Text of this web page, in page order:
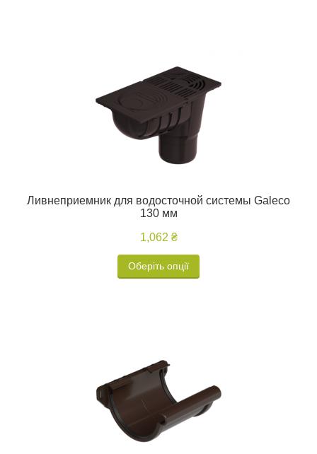
Ливнеприемник для водосточной системы Galeco
130 мм
1,062 ₴
Оберіть опції